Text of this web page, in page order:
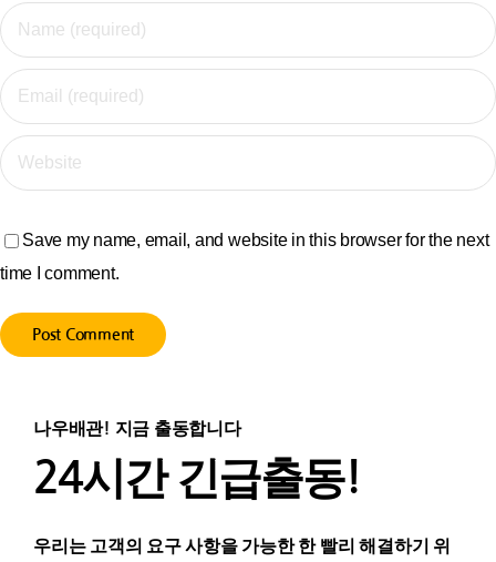
Save my name, email, and website in this browser for the next
time I comment.
나우배관! 지금 출동합니다
24시간 긴급출동!
우리는 고객의 요구 사항을 가능한 한 빨리 해결하기 위